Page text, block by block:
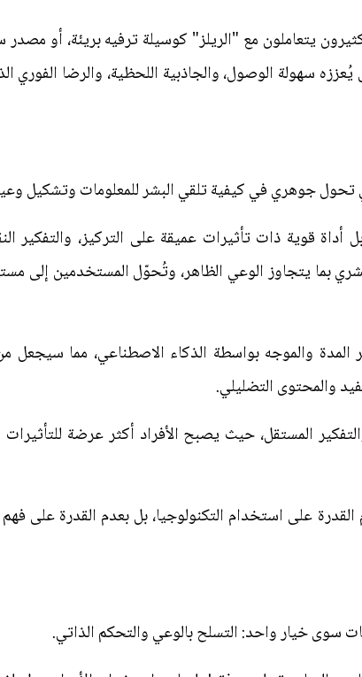
يتعاملون مع "الريلز" كوسيلة ترفيه بريئة، أو مصدر
سهولة الوصول، والجاذبية اللحظية، والرضا الفوري
جوهري في كيفية تلقي البشر للمعلومات وتشكيل
قوية ذات تأثيرات عميقة على التركيز، والتفكير
بما يتجاوز الوعي الظاهر، وتُحوّل المستخدمين إلى
المدة والموجه بواسطة الذكاء الاصطناعي، مما
والمحتوى التضليلي.
المستقل، حيث يصبح الأفراد أكثر عرضة للتأثيرات
على استخدام التكنولوجيا، بل بعدم القدرة على فهم
سوى خيار واحد: التسلح بالوعي والتحكم الذاتي.